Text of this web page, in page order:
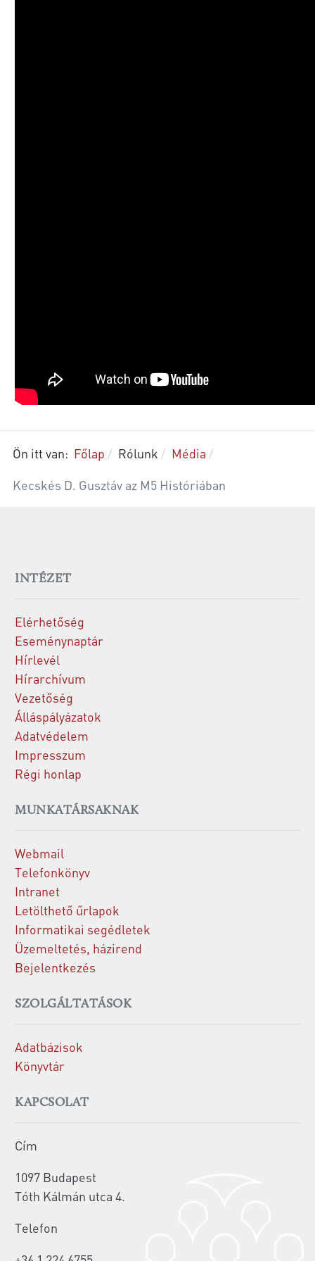
Ön itt van: Főlap Rólunk
Média
Kecskés D. Gusztáv az M5 Históriában
INTÉZET
Elérhetőség
Eseménynaptár
Hírlevél
Hírarchívum
Vezetőség
Álláspályázatok
Adatvédelem
Impresszum
Régi honlap
MUNKATÁRSAKNAK
Webmail
Telefonkönyv
Intranet
Letölthető űrlapok
Informatikai segédletek
Üzemeltetés, házirend
Bejelentkezés
SZOLGÁLTATÁSOK
Adatbázisok
Könyvtár
KAPCSOLAT
Cím
1097 Budapest
Tóth Kálmán utca 4.
Telefon